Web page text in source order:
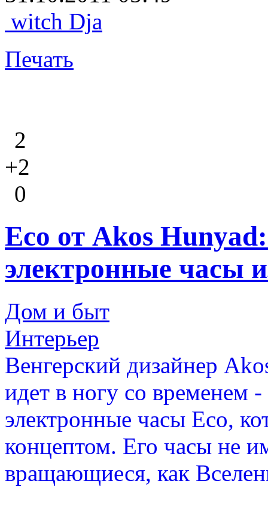
witch Dja
Печать
2
+2
0
Eco от Akos
электронные часы
Дом и быт
Интерьер
Венгерский дизайнер
идет в ногу со временем
электронные часы Eco,
концептом. Его часы не
вращающиеся, как